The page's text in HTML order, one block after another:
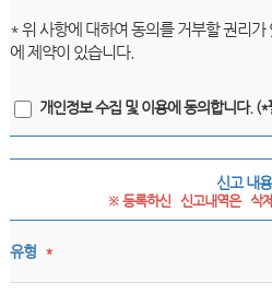
* 위 사항에 대하여 동의를 거부할 권리
에 제약이 있습니다.
개인정보 수집 및 이용에 동의합니다. (*
신고 내용
※ 등록하신   신고내역은   삭
유형 *